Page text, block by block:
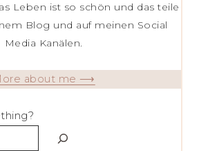
Leben ist so schön und das teile
Blog und auf meinen Social
Media Kanälen.
about me ⟶